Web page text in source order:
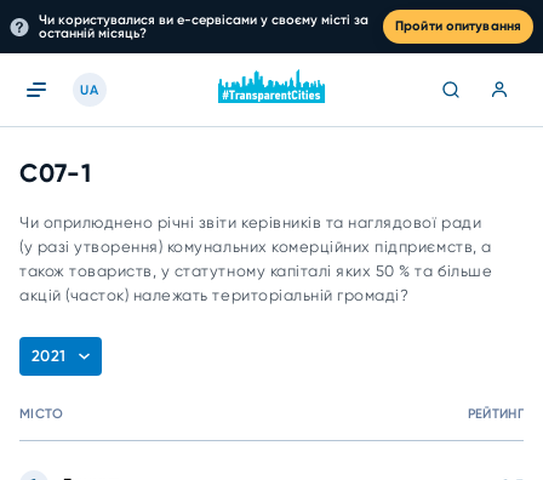
Чи користувалися ви е-сервісами у своєму місті за
останній місяць?
Пройти опитування
UA
C07-1
Чи оприлюднено річні звіти керівників та наглядової ради
(у разі утворення) комунальних комерційних підприємств, а
також товариств, у статутному капіталі яких 50 % та більше
акцій (часток) належать територіальній громаді?
2021
МІСТО РЕЙТИНГ